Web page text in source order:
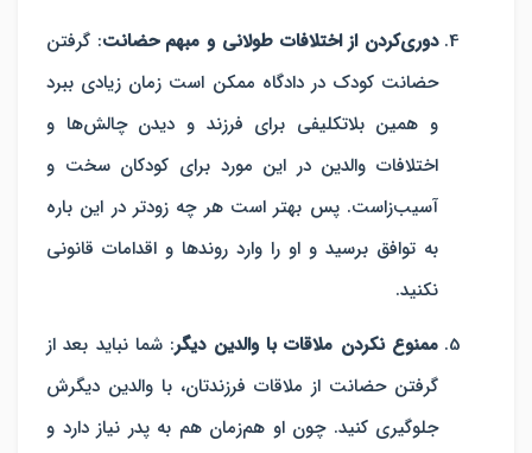
دوری‌کردن از اختلافات طولانی و مبهم حضانت: گرفتن
حضانت کودک در دادگاه ممکن است زمان زیادی ببرد
و همین بلاتکلیفی برای فرزند و دیدن چالش‌ها و
اختلافات والدین در این مورد برای کودکان سخت و
آسیب‌زاست. پس بهتر است هر چه زودتر در این باره
به توافق برسید و او را وارد روندها و اقدامات قانونی
نکنید.
ممنوع نکردن ملاقات با والدین دیگر: شما نباید بعد از
گرفتن حضانت از ملاقات فرزندتان، با والدین دیگرش
جلوگیری کنید. چون او هم‌زمان هم به پدر نیاز دارد و